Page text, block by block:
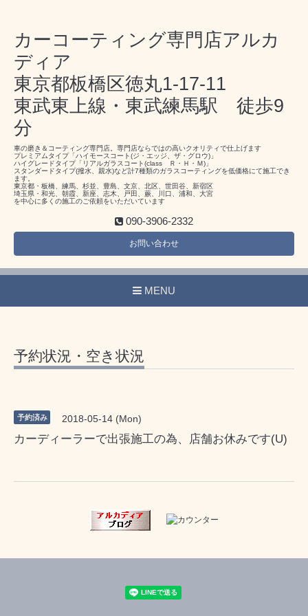
カーコーティング専門店アルカ
ディア
東京都板橋区徳丸1-17-11
東武東上線・東武練馬駅 徒歩9
分
車の磨き＆コーティング専門店。専門店ならではの高いクオリティで仕上げます
プレミアムタイプ「ハイモースコート(ジ・エッジ、ザ・グロウ)」
ハイグレードタイプ「リアルガラスコート(class Ｒ・Ｈ・Ｍ)」
スタンダードタイプ(撥水、親水)など計7種類のガラスコーティングを低価格にて施工でき
ます。
東京都・板橋、練馬、杉並、豊島、文京、北区、世田谷、新宿区
埼玉県・和光、朝霞、新座、志木、戸田、蕨、川口、浦和、大宮
を中心に多くの施工のご依頼をいただいています
090-3906-2332
お問い合わせ
MENU
予約状況・空き状況
予約済み 2018-05-14 (Mon)
カーディーラーで出張施工の為、店舗お休みです(U)